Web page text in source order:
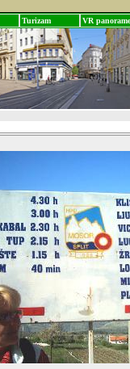
Turizam VR panorame